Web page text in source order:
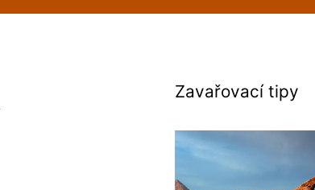
Zavařovací tipy